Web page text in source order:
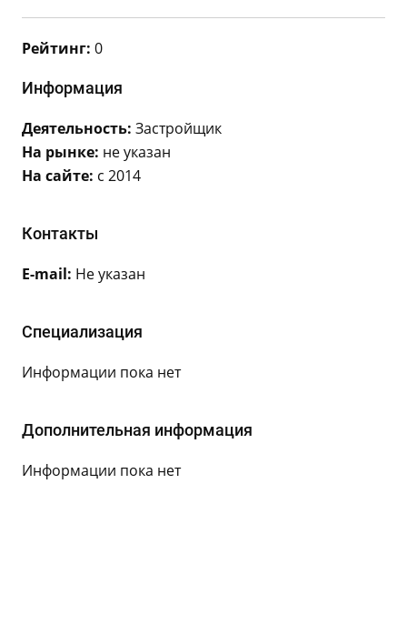
Рейтинг: 0
Информация
Деятельность: Застройщик
На рынке: не указан
На сайте: с 2014
Контакты
E-mail: Не указан
Специализация
Информации пока нет
Дополнительная информация
Информации пока нет